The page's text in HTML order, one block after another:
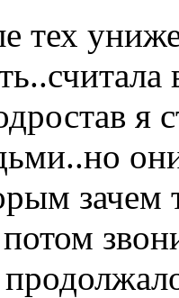
тех
я
зачем